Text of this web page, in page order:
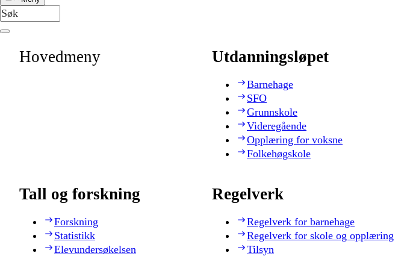
Hovedmeny Utdanningsløpet
Barnehage
SFO
Grunnskole
Videregående
Opplæring for voksne
Folkehøgskole
Tall og forskning
Forskning
Statistikk
Elevundersøkelsen
Regelverk
Regelverk for barnehage
Regelverk for skole og opplæring
Tilsyn